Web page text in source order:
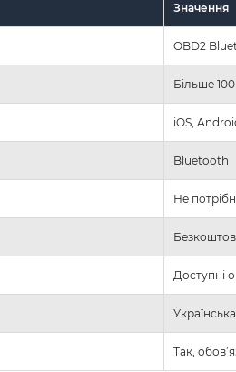
Значення
OBD2
Більше
iOS,
Bluetooth
Не
Доступні
Так,